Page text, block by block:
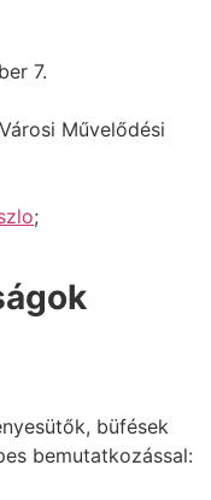
7.
Művelődési
;
büfések
bemutatkozással: